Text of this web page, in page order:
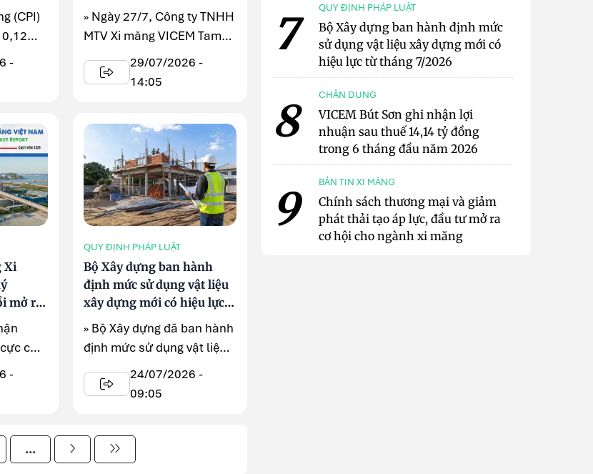
(CPI)
...
-
công suất 6,2 MWp
» Ngày 27/7, Công ty TNHH
MTV Xi măng VICEM Tam
Điệp tổ chức Lễ đóng điện
hòa ...
29/07/2026 -
14:05
Xi
mở ra
của
-
QUY ĐỊNH PHÁP LUẬT
Bộ Xây dựng ban hành
định mức sử dụng vật liệu
xây dựng mới có hiệu lực
từ tháng 7/2026
» Bộ Xây dựng đã ban hành
định mức sử dụng vật liệu
xây dựng mới tại Phụ lục ...
24/07/2026 -
09:05
...
7 QUY ĐỊNH PHÁP LUẬT
Bộ Xây dựng ban hành định mức
sử dụng vật liệu xây dựng mới có
hiệu lực từ tháng 7/2026
8 CHÂN DUNG
VICEM Bút Sơn ghi nhận lợi
nhuận sau thuế 14,14 tỷ đồng
trong 6 tháng đầu năm 2026
9 BẢN TIN XI MĂNG
Chính sách thương mại và giảm
phát thải tạo áp lực, đầu tư mở ra
cơ hội cho ngành xi măng